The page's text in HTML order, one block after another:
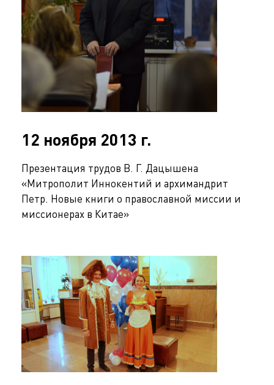
12 ноября 2013 г.
Презентация трудов В. Г. Дацышена
«Митрополит Иннокентий и архимандрит
Петр. Новые книги о православной миссии и
миссионерах в Китае»